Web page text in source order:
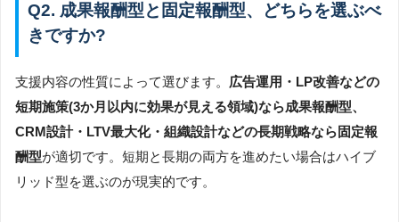
Q2. 成果報酬型と固定報酬型、どちらを選ぶべ
きですか?
支援内容の性質によって選びます。 広告運用・LP改善などの
短期施策(3か月以内に効果が見える領域)なら成果報酬型、
CRM設計・LTV最大化・組織設計などの長期戦略なら固定報
酬型が適切です。短期と長期の両方を進めたい場合はハイブ
リッド型を選ぶのが現実的です。